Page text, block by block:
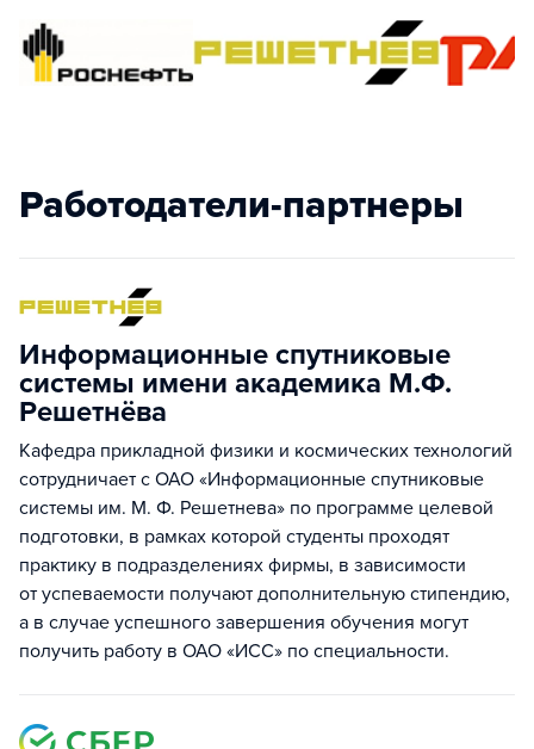
Работодатели-партнеры
Информационные спутниковые
системы имени академика М.Ф.
Решетнёва
Кафедра прикладной физики и космических технологий
сотрудничает с ОАО «Информационные спутниковые
системы им. М. Ф. Решетнева» по программе целевой
подготовки, в рамках которой студенты проходят
практику в подразделениях фирмы, в зависимости
от успеваемости получают дополнительную стипендию,
а в случае успешного завершения обучения могут
получить работу в ОАО «ИСС» по специальности.